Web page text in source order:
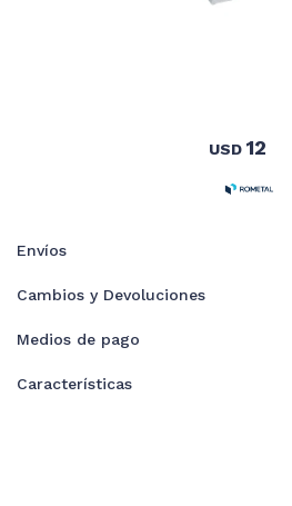
USD 12
Envíos
Cambios y Devoluciones
Medios de pago
Características